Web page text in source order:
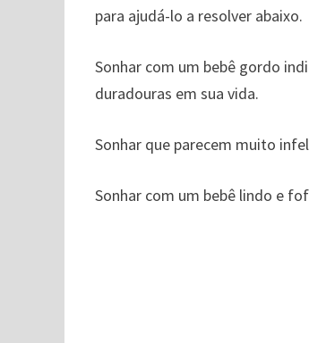
para ajudá-lo a resolver abaixo.
Sonhar com um bebê gordo
duradouras em sua vida.
Sonhar que parecem muito
Sonhar com um bebê lindo e